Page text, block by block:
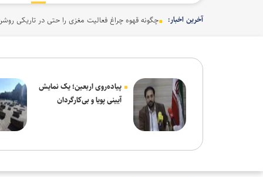
آخرین اخبار: چگونه قهوه چراغ فعالیت مغزی را حتی در تاریکی
پیاده‌روی اربعین؛ یک نمایش
آیینی پویا و بی‌کارگردان